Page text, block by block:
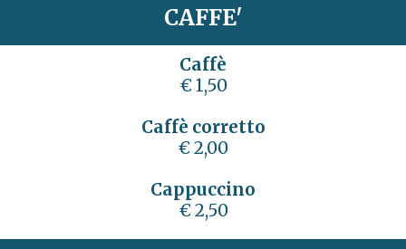
CAFFE'
Caffè
€ 1,50
Caffè corretto
€ 2,00
Cappuccino
€ 2,50